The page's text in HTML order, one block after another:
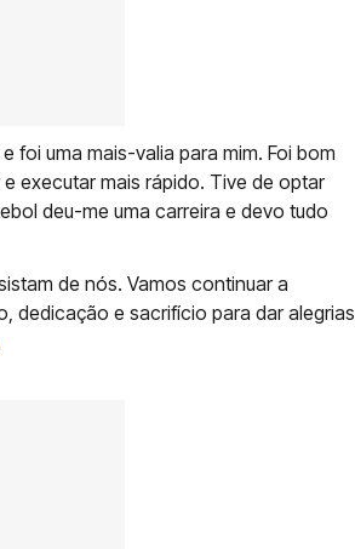
foi uma mais-valia para mim. Foi bom
executar mais rápido. Tive de optar
deu-me uma carreira e devo tudo
de nós. Vamos continuar a
dedicação e sacrifício para dar alegrias